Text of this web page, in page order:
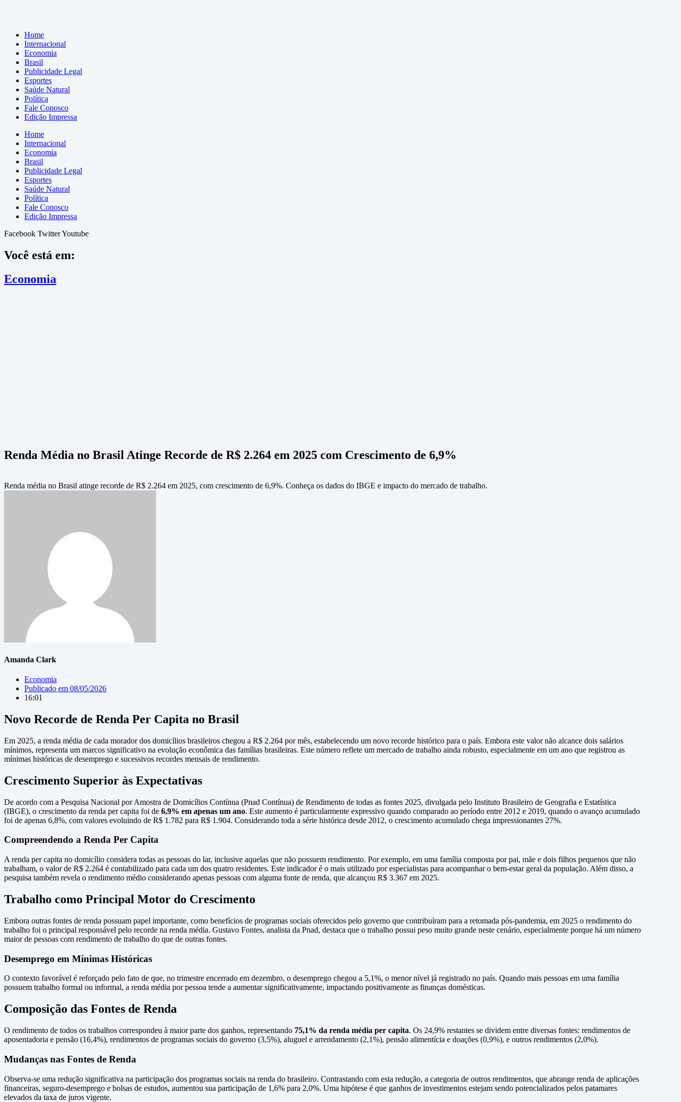
Home
Internacional
Economia
Brasil
Publicidade Legal
Esportes
Saúde Natural
Política
Fale Conosco
Edição Impressa
Home
Internacional
Economia
Brasil
Publicidade Legal
Esportes
Saúde Natural
Política
Fale Conosco
Edição Impressa
Facebook TwitterYoutube
Você está em:
Economia
Renda Média no Brasil Atinge Recorde de R$ 2.264 em 2025 com Crescimento de 6,9%
Renda média no Brasil atinge recorde de R$ 2.264 em 2025, com crescimento de 6,9%. Conheça os dados do IBGE e impacto do mercado de trabalho.
Amanda Clark
Economia
Publicado em 08/05/2026
16:01
Novo Recorde de Renda Per Capita no Brasil
Em 2025, a renda média de cada morador dos domicílios brasileiros chegou a R$ 2.264 por mês, estabelecendo um novo recorde histórico para o país. Embora este valor não alcance dois salários
mínimos, representa um marcos significativo na evolução econômica das famílias brasileiras. Este número reflete um mercado de trabalho ainda robusto, especialmente em um ano que registrou as
mínimas históricas de desemprego e sucessivos recordes mensais de rendimento.
Crescimento Superior às Expectativas
De acordo com a Pesquisa Nacional por Amostra de Domicílios Contínua (Pnad Contínua) de Rendimento de todas as fontes 2025, divulgada pelo Instituto Brasileiro de Geografia e Estatística
(IBGE), o crescimento da renda per capita foi de 6,9% em apenas um ano. Este aumento é particularmente expressivo quando comparado ao período entre 2012 e 2019, quando o avanço acumulado
foi de apenas 6,8%, com valores evoluindo de R$ 1.782 para R$ 1.904. Considerando toda a série histórica desde 2012, o crescimento acumulado chega impressionantes 27%.
Compreendendo a Renda Per Capita
A renda per capita no domicílio considera todas as pessoas do lar, inclusive aquelas que não possuem rendimento. Por exemplo, em uma família composta por pai, mãe e dois filhos pequenos que não
trabalham, o valor de R$ 2.264 é contabilizado para cada um dos quatro residentes. Este indicador é o mais utilizado por especialistas para acompanhar o bem-estar geral da população. Além disso, a
pesquisa também revela o rendimento médio considerando apenas pessoas com alguma fonte de renda, que alcançou R$ 3.367 em 2025.
Trabalho como Principal Motor do Crescimento
Embora outras fontes de renda possuam papel importante, como benefícios de programas sociais oferecidos pelo governo que contribuíram para a retomada pós-pandemia, em 2025 o rendimento do
trabalho foi o principal responsável pelo recorde na renda média. Gustavo Fontes, analista da Pnad, destaca que o trabalho possui peso muito grande neste cenário, especialmente porque há um número
maior de pessoas com rendimento de trabalho do que de outras fontes.
Desemprego em Mínimas Históricas
O contexto favorável é reforçado pelo fato de que, no trimestre encerrado em dezembro, o desemprego chegou a 5,1%, o menor nível já registrado no país. Quando mais pessoas em uma família
possuem trabalho formal ou informal, a renda média por pessoa tende a aumentar significativamente, impactando positivamente as finanças domésticas.
Composição das Fontes de Renda
O rendimento de todos os trabalhos correspondeu à maior parte dos ganhos, representando 75,1% da renda média per capita. Os 24,9% restantes se dividem entre diversas fontes: rendimentos de
aposentadoria e pensão (16,4%), rendimentos de programas sociais do governo (3,5%), aluguel e arrendamento (2,1%), pensão alimentícia e doações (0,9%), e outros rendimentos (2,0%).
Mudanças nas Fontes de Renda
Observa-se uma redução significativa na participação dos programas sociais na renda do brasileiro. Contrastando com esta redução, a categoria de outros rendimentos, que abrange renda de aplicações
financeiras, seguro-desemprego e bolsas de estudos, aumentou sua participação de 1,6% para 2,0%. Uma hipótese é que ganhos de investimentos estejam sendo potencializados pelos patamares
elevados da taxa de juros vigente.